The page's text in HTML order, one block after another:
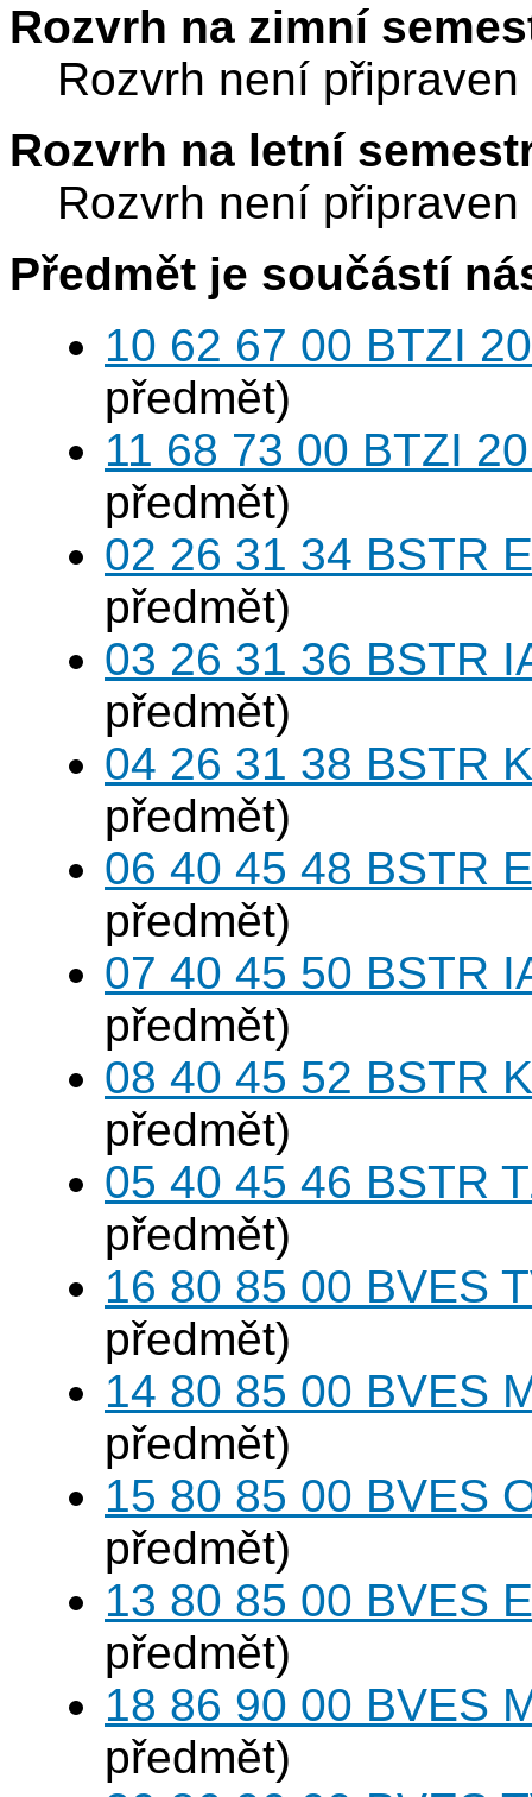
Rozvrh na zimní
Rozvrh není připraven
Rozvrh na letní
Rozvrh není připraven
Předmět je součástí
10 62 67 00 BTZI
předmět)
11 68 73 00 BTZI
předmět)
02 26 31 34 BSTR
předmět)
03 26 31 36 BSTR
předmět)
04 26 31 38 BSTR
předmět)
06 40 45 48 BSTR
předmět)
07 40 45 50 BSTR
předmět)
08 40 45 52 BSTR
předmět)
05 40 45 46 BSTR
předmět)
16 80 85 00 BVES
předmět)
14 80 85 00 BVES
předmět)
15 80 85 00 BVES
předmět)
13 80 85 00 BVES
předmět)
18 86 90 00 BVES
předmět)